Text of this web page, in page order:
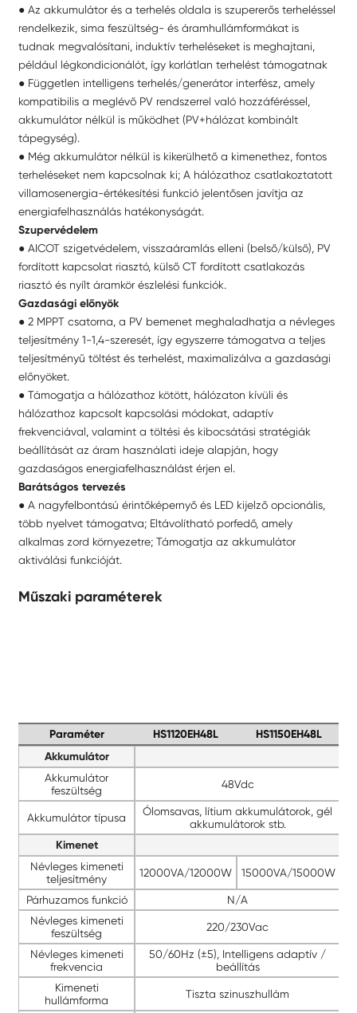
● Az akkumulátor és a terhelés oldala is szupererős terheléssel
rendelkezik, sima feszültség- és áramhullámformákat is
tudnak megvalósítani, induktív terheléseket is meghajtani,
például légkondicionálót, így korlátlan terhelést támogatnak
● Független intelligens terhelés/generátor interfész, amely
kompatibilis a meglévő PV rendszerrel való hozzáféréssel,
akkumulátor nélkül is működhet (PV+hálózat kombinált
tápegység).
● Még akkumulátor nélkül is kikerülhető a kimenethez, fontos
terheléseket nem kapcsolnak ki; A hálózathoz csatlakoztatott
villamosenergia-értékesítési funkció jelentősen javítja az
energiafelhasználás hatékonyságát.
Szupervédelem
● AICOT szigetvédelem, visszaáramlás elleni (belső/külső), PV
fordított kapcsolat riasztó, külső CT fordított csatlakozás
riasztó és nyílt áramkör észlelési funkciók.
Gazdasági előnyök
● 2 MPPT csatorna, a PV bemenet meghaladhatja a névleges
teljesítmény 1-1,4-szeresét, így egyszerre támogatva a teljes
teljesítményű töltést és terhelést, maximalizálva a gazdasági
előnyöket.
● Támogatja a hálózathoz kötött, hálózaton kívüli és
hálózathoz kapcsolt kapcsolási módokat, adaptív
frekvenciával, valamint a töltési és kibocsátási stratégiák
beállítását az áram használati ideje alapján, hogy
gazdaságos energiafelhasználást érjen el.
Barátságos tervezés
● A nagyfelbontású érintőképernyő és LED kijelző opcionális,
több nyelvet támogatva; Eltávolítható porfedő, amely
alkalmas zord környezetre; Támogatja az akkumulátor
aktiválási funkcióját.
Műszaki paraméterek
Paraméter HS1120EH48L
HS1150EH48L
Akkumulátor
Akkumulátor
feszültség
48Vdc
Akkumulátor típusa
Ólomsavas, lítium akkumulátorok, gél
akkumulátorok stb.
Kimenet
Névleges kimeneti
teljesítmény
12000VA/12000W 15000VA/15000W
Párhuzamos funkció
N/A
Névleges kimeneti
feszültség
220/230Vac
Névleges kimeneti
frekvencia
50/60Hz (±5), Intelligens adaptív /
beállítás
Kimeneti
hullámforma
Tiszta szinuszhullám